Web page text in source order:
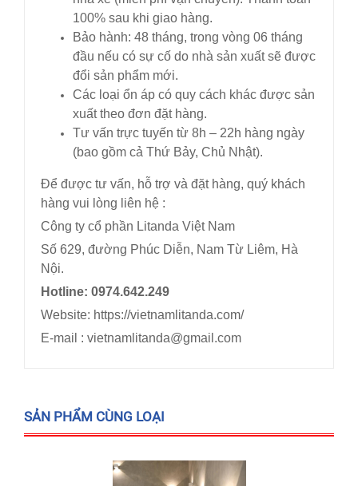
100% sau khi giao hàng.
Bảo hành: 48 tháng, trong vòng 06 tháng
đầu nếu có sự cố do nhà sản xuất sẽ được
đổi sản phẩm mới.
Các loại ổn áp có quy cách khác được sản
xuất theo đơn đặt hàng.
Tư vấn trực tuyến từ 8h – 22h hàng ngày
(bao gồm cả Thứ Bảy, Chủ Nhật).
Để được tư vấn, hỗ trợ và đặt hàng, quý khách
hàng vui lòng liên hệ :
Công ty cổ phần Litanda Việt Nam
Số 629, đường Phúc Diễn, Nam Từ Liêm, Hà
Nội.
Hotline: 0974.642.249
Website: https://vietnamlitanda.com/
E-mail : vietnamlitanda@gmail.com
SẢN PHẨM CÙNG LOẠI